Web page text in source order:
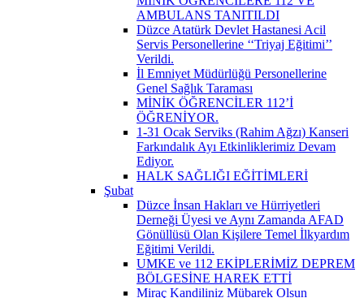
AMBULANS TANITILDI
Düzce Atatürk Devlet Hastanesi Acil
Servis Personellerine ‘‘Triyaj Eğitimi’’
Verildi.
İl Emniyet Müdürlüğü Personellerine
Genel Sağlık Taraması
MİNİK ÖĞRENCİLER 112’İ
ÖĞRENİYOR.
1-31 Ocak Serviks (Rahim Ağzı) Kanseri
Farkındalık Ayı Etkinliklerimiz Devam
Ediyor.
HALK SAĞLIĞI EĞİTİMLERİ
Şubat
Düzce İnsan Hakları ve Hürriyetleri
Derneği Üyesi ve Aynı Zamanda AFAD
Gönüllüsü Olan Kişilere Temel İlkyardım
Eğitimi Verildi.
UMKE ve 112 EKİPLERİMİZ DEPREM
BÖLGESİNE HAREK ETTİ
Miraç Kandiliniz Mübarek Olsun